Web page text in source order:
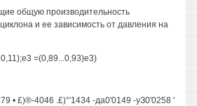
общую производительность
и ее зависимость от давления на
=(0,89...0,93)е3)
• £)®-4046 .£)°'1434 -да0'0149 -уЗ0'0258 '